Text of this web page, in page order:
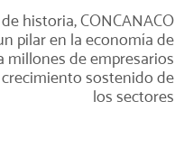
historia, CONCANACO
pilar en la economía de
millones de empresarios
sostenido de
los sectores